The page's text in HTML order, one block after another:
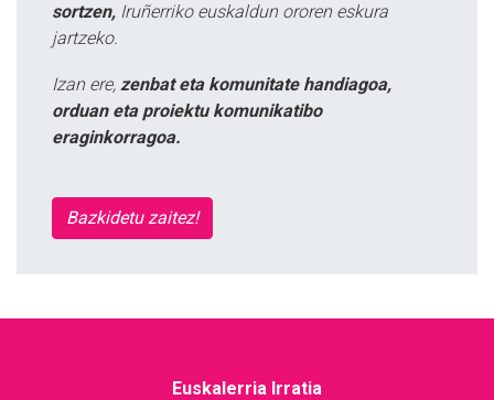
sortzen, Iruñerriko euskaldun ororen eskura
jartzeko.
Izan ere, zenbat eta komunitate handiagoa,
orduan eta proiektu komunikatibo
eraginkorragoa.
Bazkidetu zaitez!
Euskalerria Irratia